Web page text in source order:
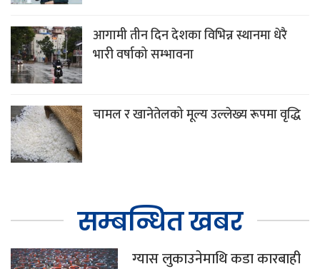
आगामी तीन दिन देशका विभिन्न स्थानमा धेरै
भारी वर्षाको सम्भावना
चामल र खानेतेलको मूल्य उल्लेख्य रूपमा वृद्धि
सम्बन्धित खबर
ग्यास लुकाउनेमाथि कडा कारबाही